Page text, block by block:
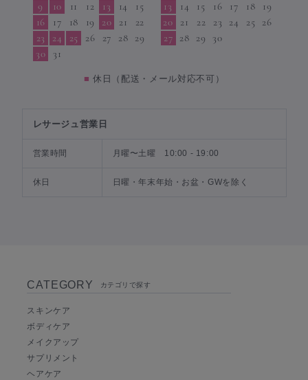
9
10 11 12 13 14
15
16
17 18 19 20 21
22
23
24 25 26 27 28
29
30
31
13
14 15 16 17 18
19
20
21 22 23 24 25
26
27
28 29 30
■ 休日（配送・メール対応不可）
レサージュ営業日
営業時間 月曜〜土曜 10:00 - 19:00
休日 日曜・年末年始・お盆・GWを除く
CATEGORY カテゴリで探す
スキンケア
ボディケア
メイクアップ
サプリメント
ヘアケア